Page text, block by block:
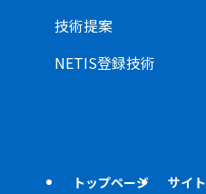
技術提案
NETIS登録技術
トップページ サイ